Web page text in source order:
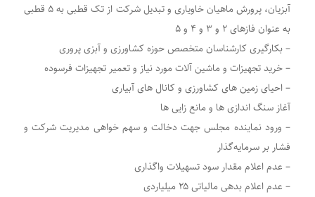
آبزیان، پرورش ماهیان خاویاری و تبدیل شرکت از تک قطبی به ۵ قطبی
به عنوان فازهای ۲ و ۳ و ۴ و ۵
– بکارگیری کارشناسان متخصص حوزه کشاورزی و آبزی پروری
– خرید تجهیزات و ماشین آلات مورد نیاز و تعمیر تجهیزات فرسوده
– احیای زمین های کشاورزی و کانال های آبیاری
آغاز سنگ اندازی ها و مانع زایی ها
– ورود نماینده مجلس جهت دخالت و سهم خواهی مدیریت شرکت و
فشار بر سرمایه‌گذار
– عدم اعلام مقدار سود تسهیلات واگذاری
– عدم اعلام بدهی مالیاتی ۲۵ میلیاردی